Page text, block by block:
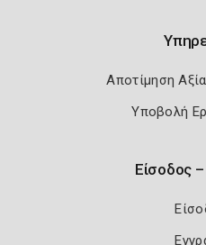
Αποτίμηση
Υποβολή
Είσοδος